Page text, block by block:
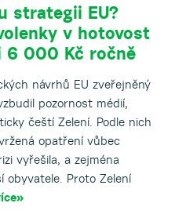
strategii EU?
v hotovost
6 000 Kč ročně
návrhů EU zveřejněný
pozornost médií,
čeští Zelení. Podle nich
opatření vůbec
vyřešila, a zejména
obyvatele. Proto Zelení